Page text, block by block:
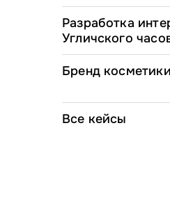
Разработка
Угличского
Бренд косметики
Все кейсы